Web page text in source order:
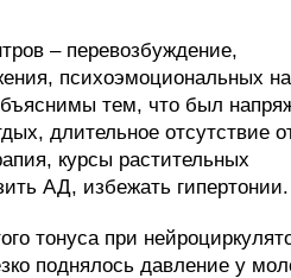
– перевозбуждение,
психоэмоциональных
тем, что был
длительное отсутствие
курсы растительных
АД, избежать гипертонии.
тонуса при
поднялось давление у